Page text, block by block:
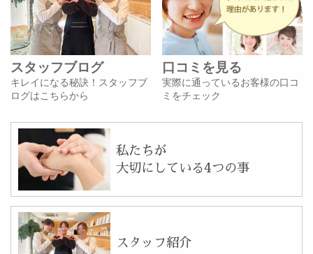
スタッフブログ
キレイになる秘訣！スタッフブ
ログはこちらから
口コミを見る
実際に通っているお客様の口コ
ミをチェック
私たちが
大切にしている4つの事
スタッフ紹介